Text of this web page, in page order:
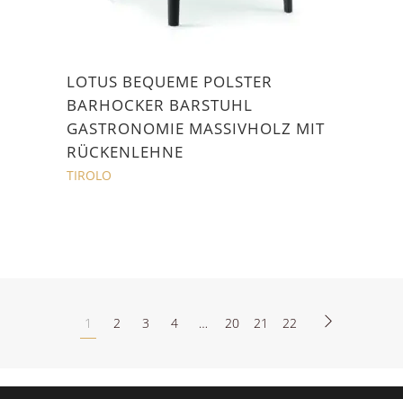
LOTUS BEQUEME POLSTER
BARHOCKER BARSTUHL
GASTRONOMIE MASSIVHOLZ MIT
RÜCKENLEHNE
TIROLO
1 2 3 4 … 20 21 22